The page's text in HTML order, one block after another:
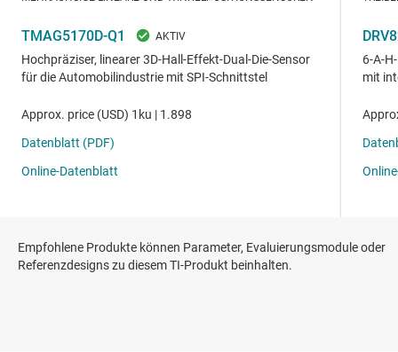
Empfohlene Produkte können Parameter, Evaluierungsmodule oder
Referenzdesigns zu diesem TI-Produkt beinhalten.